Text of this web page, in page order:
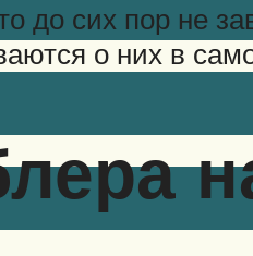
до сих пор не
о них в